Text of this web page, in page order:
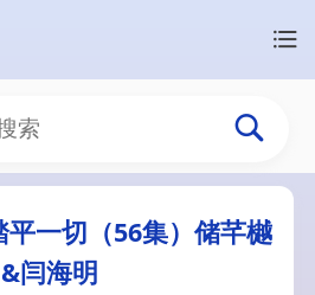
一切（56集）储芊樾
&闫海明